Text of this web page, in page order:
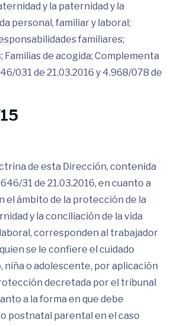
y la paternidad y la
personal, familiar y laboral;
familiares;
Familias de acogida; Complementa
031 de 21.03.2016 y 4.968/078 de
de esta Dirección, contenida
31 de 21.03.2016, en cuanto a
el ámbito de la protección de la
y la conciliación de la vida
corresponden al trabajador
se le confiere el cuidado
niña o adolescente, por aplicación
decretada por el tribunal
a la forma en que debe
postnatal parental en el caso